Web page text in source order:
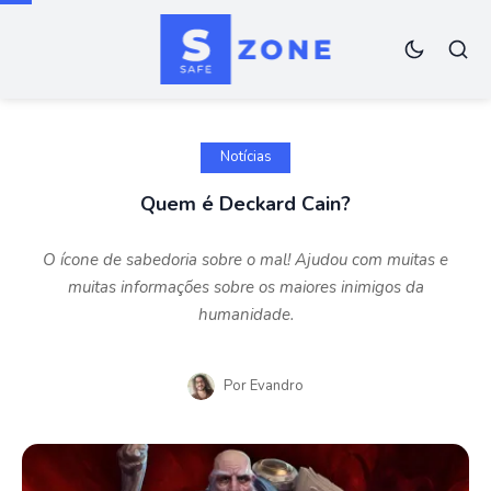
Notícias
Quem é Deckard Cain?
O ícone de sabedoria sobre o mal! Ajudou com muitas e
muitas informações sobre os maiores inimigos da
humanidade.
Por Evandro